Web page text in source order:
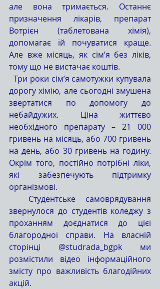
але вона тримається. Останнє
призначення лікарів, препарат
Вотрієн (таблетована хімія),
допомагає їй почуватися краще.
Але вже місяць, як сім’я без ліків,
тому що не вистачає коштів.
  Три роки сім’я самотужки купувала
дорогу хімію, але сьогодні змушена
звертатися по допомогу до
небайдужих. Ціна життєво
необхідного препарату – 21 000
гривень на місяць, або 700 гривень
на день, або 30 гривень на годину.
Окрім того, постійно потрібні ліки,
які забезпечують підтримку
організмові.
звернулося до студентів коледжу з
проханням доєднатися до цієї
благородної справи. На власній
сторінці @studrada_bgpk ми
розмістили відео інформаційного
змісту про важливість благодійних
акцій.